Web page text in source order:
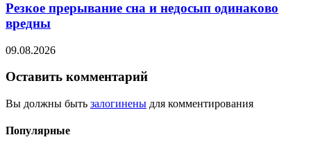
Резкое прерывание сна и недосып одинаково
вредны
09.08.2026
Оставить комментарий
Вы должны быть залогинены для комментирования
Популярные